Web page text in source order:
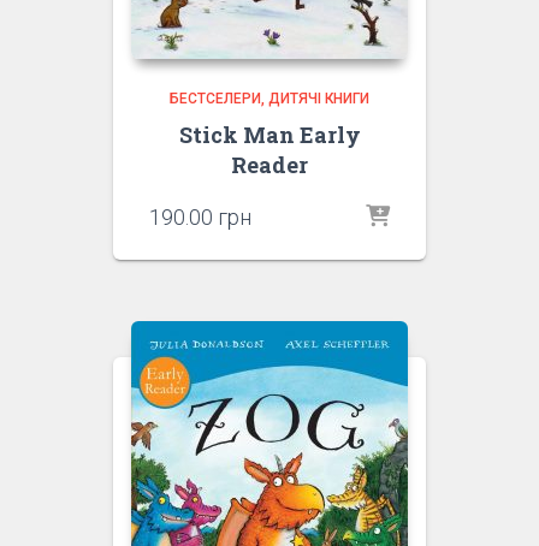
БЕСТСЕЛЕРИ ДИТЯЧІ КНИГИ
Stick Man Early
Reader
190.00 грн